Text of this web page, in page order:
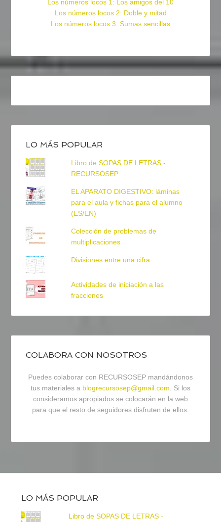
Los números locos 1: Los amigos del 10
Los números locos 2: Doble y mitad
Los números locos 3: Sumas sencillas
LO MÁS POPULAR
Libro de SOPAS DE LETRAS -
RECURSOSEP
EL APARATO DIGESTIVO: láminas
para el aula y fichas para el alumno
(ES/EN)
Colección de problemas de
multiplicaciones
Divisiones entre una cifra
Actividades de iniciación a las
fracciones
COLABORA CON NOSOTROS
Puedes colaborar con RECURSOSEP mandándonos
tus materiales a blogrecursosep@gmail.com. Si los
consideramos apropiados se colocarán en la web
para que el resto de seguidores disfruten de ellos.
LO MÁS POPULAR
Libro de SOPAS DE LETRAS -